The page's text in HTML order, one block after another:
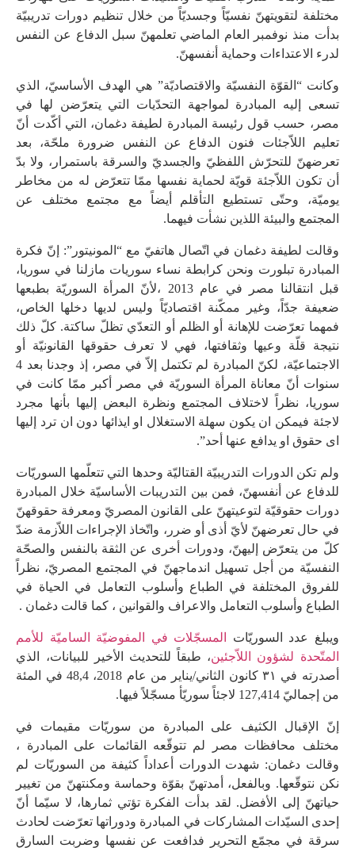
مختلفة لتقويتهنّ نفسيّاً وجسديّاً من خلال تنظيم دورات تدريبيّة
بدأت منذ نوفمبر العام الماضي تعلمهنّ سبل الدفاع عن النفس
لدرء الاعتداءات وحماية أنفسهنّ.
وكانت “القوّة النفسيّة والاقتصاديّة” هي الهدف الأساسيّ، الذي
تسعى إليه المبادرة لمواجهة التحدّيات التي يتعرّضن لها في
مصر، حسب قول رئيسة المبادرة لطيفة دغمان، التي أكّدت أنّ
تعليم اللاّجئات فنون الدفاع عن النفس ضرورة ملحّة، بعد
تعرضهنّ للتحرّش اللفظيّ والجسديّ والسرقة باستمرار، ولا بدّ
أن تكون اللاّجئة قويّة لحماية نفسها ممّا تتعرّض له من مخاطر
يوميّة، وحتّى تستطيع التأقلم أيضاً مع مجتمع مختلف عن
المجتمع والبيئة اللذين نشأت فيهما.
وقالت لطيفة دغمان في اتّصال هاتفيّ مع “المونيتور”: إنّ فكرة
المبادرة تبلورت ونحن كرابطة نساء سوريات مازلنا في سوريا،
قبل انتقالنا مصر في عام 2013 ،لأنّ المرأة السوريّة بطبعها
ضعيفة جدّاً، وغير ممكّنة اقتصاديّاً وليس لديها دخلها الخاص،
فمهما تعرّضت للإهانة أو الظلم أو التعدّي تظلّ ساكتة. كلّ ذلك
نتيجة قلّة وعيها وثقافتها، فهي لا تعرف حقوقها القانونيّة أو
الاجتماعيّة، لكنّ المبادرة لم تكتمل إلاّ في مصر، إذ وجدنا بعد 4
سنوات أنّ معاناة المرأة السوريّة في مصر أكبر ممّا كانت في
سوريا، نظراً لاختلاف المجتمع ونظرة البعض إليها بأنها مجرد
لاجئة فيمكن ان يكون سهلة الاستغلال او ايذائها دون ان ترد إليها
اى حقوق او يدافع عنها أحد”.
ولم تكن الدورات التدريبيّة القتاليّة وحدها التي تتعلّمها السوريّات
للدفاع عن أنفسهنّ، فمن بين التدريبات الأساسيّة خلال المبادرة
دورات حقوقيّة لتوعيتهنّ على القانون المصريّ ومعرفة حقوقهنّ
في حال تعرضهنّ لأيّ أذى أو ضرر، واتّخاذ الإجراءات اللاّزمة ضدّ
كلّ من يتعرّض إليهنّ، ودورات أخرى عن الثقة بالنفس والصحّة
النفسيّة من أجل تسهيل اندماجهنّ في المجتمع المصريّ، نظراً
للفروق المختلفة في الطباع وأسلوب التعامل في الحياة في
الطباع وأسلوب التعامل والاعراف والقوانين ، كما قالت دغمان .
ويبلغ عدد السوريّات
المسجّلات في المفوضيّة الساميّة للأمم
المتّحدة لشؤون اللاّجئين، طبقاً للتحديث الأخير للبيانات، الذي
أصدرته في ٣١ كانون الثاني/يناير من عام 2018، 48,4 في المئة
من إجماليّ 127,414 لاجئاً سوريّأ مسجّلاً فيها.
إنّ الإقبال الكثيف على المبادرة من سوريّات مقيمات في
مختلف محافظات مصر لم تتوقّعه القائمات على المبادرة ،
وقالت دغمان: شهدت الدورات أعداداً كثيفة من السوريّات لم
نكن نتوقّعها. وبالفعل، أمدتهنّ بقوّة وحماسة ومكنتهنّ من تغيير
حياتهنّ إلى الأفضل. لقد بدأت الفكرة تؤتي ثمارها، لا سيّما أنّ
إحدى السيّدات المشاركات في المبادرة ودوراتها تعرّضت لحادث
سرقة في مجمّع التحرير فدافعت عن نفسها وضربت السارق